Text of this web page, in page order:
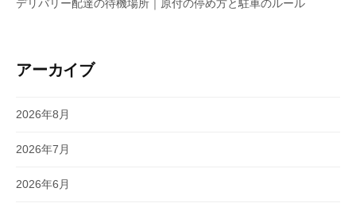
デリバリー配達の待機場所｜原付の停め方と駐車のルール
アーカイブ
2026年8月
2026年7月
2026年6月